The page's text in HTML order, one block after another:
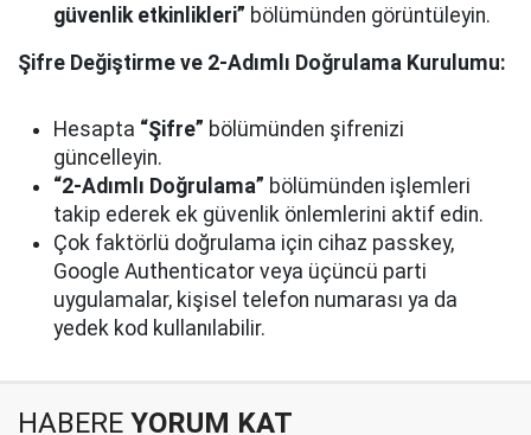
güvenlik etkinlikleri” bölümünden görüntüleyin.
Şifre Değiştirme ve 2-Adımlı Doğrulama Kurulumu:
Hesapta “Şifre” bölümünden şifrenizi
güncelleyin.
“2-Adımlı Doğrulama” bölümünden işlemleri
takip ederek ek güvenlik önlemlerini aktif edin.
Çok faktörlü doğrulama için cihaz passkey,
Google Authenticator veya üçüncü parti
uygulamalar, kişisel telefon numarası ya da
yedek kod kullanılabilir.
HABERE YORUM KAT